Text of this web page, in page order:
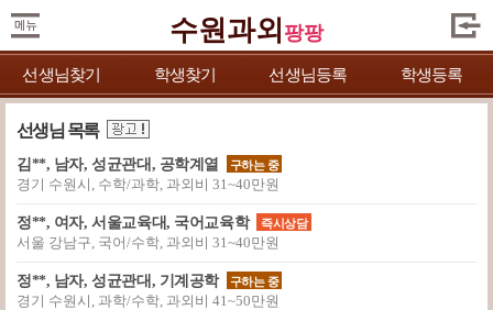
수원과외 팡팡
선생님찾기 학생찾기 선생님등록 학생등록
선생님 목록
김**, 남자, 성균관대, 공학계열 구하는 중
경기 수원시, 수학/과학, 과외비 31~40만원
정**, 여자, 서울교육대, 국어교육학 즉시상담
서울 강남구, 국어/수학, 과외비 31~40만원
정**, 남자, 성균관대, 기계공학 구하는 중
경기 수원시, 과학/수학, 과외비 41~50만원